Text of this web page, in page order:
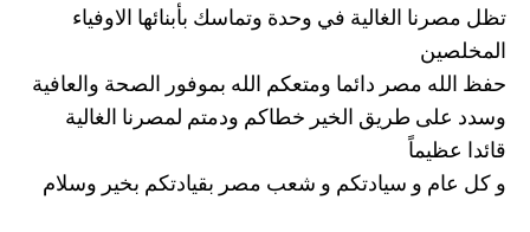
تظل مصرنا الغالية في وحدة وتماسك بأبنائها الاوفياء
المخلصين
حفظ الله مصر دائما ومتعكم الله بموفور الصحة والعافية
وسدد على طريق الخير خطاكم ودمتم لمصرنا الغالية
قائدا عظيماً
و كل عام و سيادتكم و شعب مصر بقيادتكم بخير وسلام